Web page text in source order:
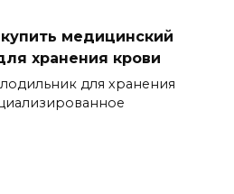
медицинский
хранения крови
для хранения